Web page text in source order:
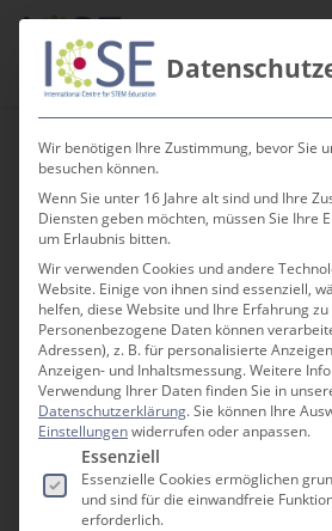
Skip
content
Aufbau der
– Black
Wir benötigen Ihre Zustimmung, bevor Sie
besuchen können.
Wenn Sie unter 16 Jahre alt sind und Ihre
Diensten geben möchten, müssen Sie Ihre
um Erlaubnis bitten.
Wir verwenden Cookies und andere
Website. Einige von ihnen sind essenziell,
helfen, diese Website und Ihre Erfahrung
Personenbezogene Daten können
Adressen), z. B. für personalisierte
Anzeigen- und Inhaltsmessung.Weitere
Verwendung Ihrer Daten finden Sie in
Datenschutzerklärung.Sie können Ihre
Einstellungenwiderrufen oder anpassen.
Es folgt eine Liste der
Essenziell
Essenzielle Cookies ermöglichen
und sind für die einwandfreie
erforderlich.